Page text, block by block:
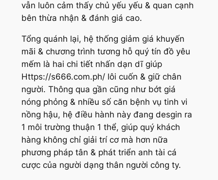
vẫn luôn cảm thấy chủ yếu yếu & quan cạnh
bên thừa nhận & đánh giá cao.
Tổng quánh lại, hệ thống giảm giá khuyến
mãi & chương trình tương hỗ quý tín đồ yêu
mếm là hai chi tiết nhấn dạn dĩ giúp
Https://s666.com.ph/ lôi cuốn & giữ chân
người. Thông qua gần cũng như bớt giá
nóng phỏng & nhiều số căn bệnh vụ tinh vi
nồng hậu, hệ điều hành này đang desgin ra
1 môi trường thuận 1 thể, giúp quý khách
hàng không chỉ giải trí cơ mà hơn nữa
phương pháp tân & phát triển anh tài cá
cược của người dạng thân người công ty.